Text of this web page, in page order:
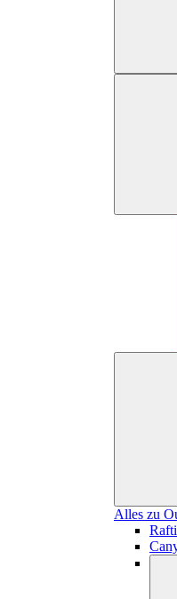
Alles zu